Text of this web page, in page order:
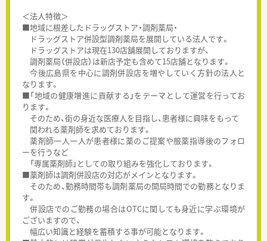
＜法人特徴＞
■地域に根差したドラッグストア・調剤薬局・
ドラッグストア併設型調剤薬局を展開している法人です。
ドラッグストアは現在130店舗展開しておりますが、
調剤薬局（併設店）は新店予定も含めて15店舗となります。
今後広島県を中心に調剤併設店を増やしていく方針の法人と
なります。
■「地域の健康増進に貢献する」をテーマとして運営を行ってお
ります。
そのため、街の身近な医療人を目指し、患者様に興味をもって
関われる薬剤師を求めております。
薬剤師一人一人が患者様に薬のご提案や服薬指導後のフォロ
ーを行うなど
「専属薬剤師」としての取り組みを強化しております。
■薬剤師は調剤併設店の対応がメインとなります。
そのため、勤務時間帯も調剤薬局の開局時間での勤務となりま
す。
併設店でのご勤務の場合はOTCに関しても身近に学ぶ環境が
ございますので、
幅広い知識と経験を蓄積する事が可能となります。